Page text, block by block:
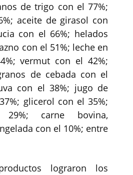
de trigo con el 77%;
aceite de girasol con
con el 66%; helados
con el 51%; leche en
vermut con el 42%;
de cebada con el
con el 38%; jugo de
glicerol con el 35%;
carne bovina,
con el 10%; entre
lograron los